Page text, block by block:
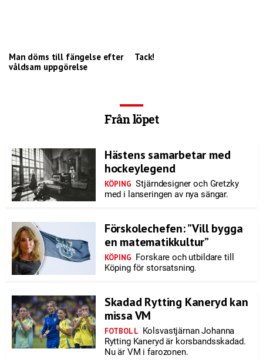
Man döms till fängelse efter
våldsam uppgörelse
Tack!
Från löpet
Hästens samarbetar med
hockeylegend
KÖPING Stjärndesigner och Gretzky
med i lanseringen av nya sängar.
Förskolechefen: ”Vill bygga
en matematikkultur”
KÖPING Forskare och utbildare till
Köping för storsatsning.
Skadad Rytting Kaneryd kan
missa VM
FOTBOLL Kolsvastjärnan Johanna
Rytting Kaneryd är korsbandsskadad.
Nu är VM i farozonen.